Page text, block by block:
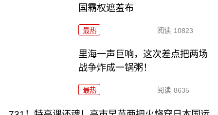
国霸权遮羞布
最热 阅读 10823
里海一声巨响，这次差点把两场
战争炸成一锅粥！
最热 阅读 8635